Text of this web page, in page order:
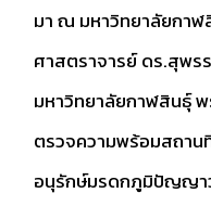
มา ณ มหาวิทยาลัยกา
ศาสตราจารย์ ดร.สุพ
มหาวิทยาลัยกาฬสินธุ์
ตรวจความพร้อมสถาน
อนุรักษ์มรดกภูมิปัญญา